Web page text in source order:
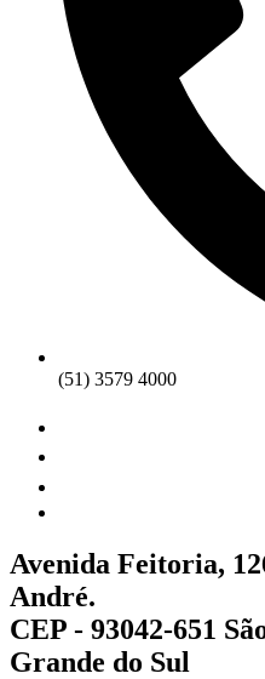
(51) 3579 4000
Avenida Feitoria,
André.
CEP - 93042-651
Grande do Sul